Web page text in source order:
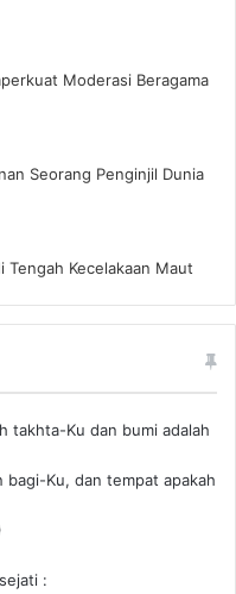
Moderasi Beragama
Seorang Penginjil Dunia
Tengah Kecelakaan Maut
takhta-Ku dan bumi adalah
bagi-Ku, dan tempat apakah
: